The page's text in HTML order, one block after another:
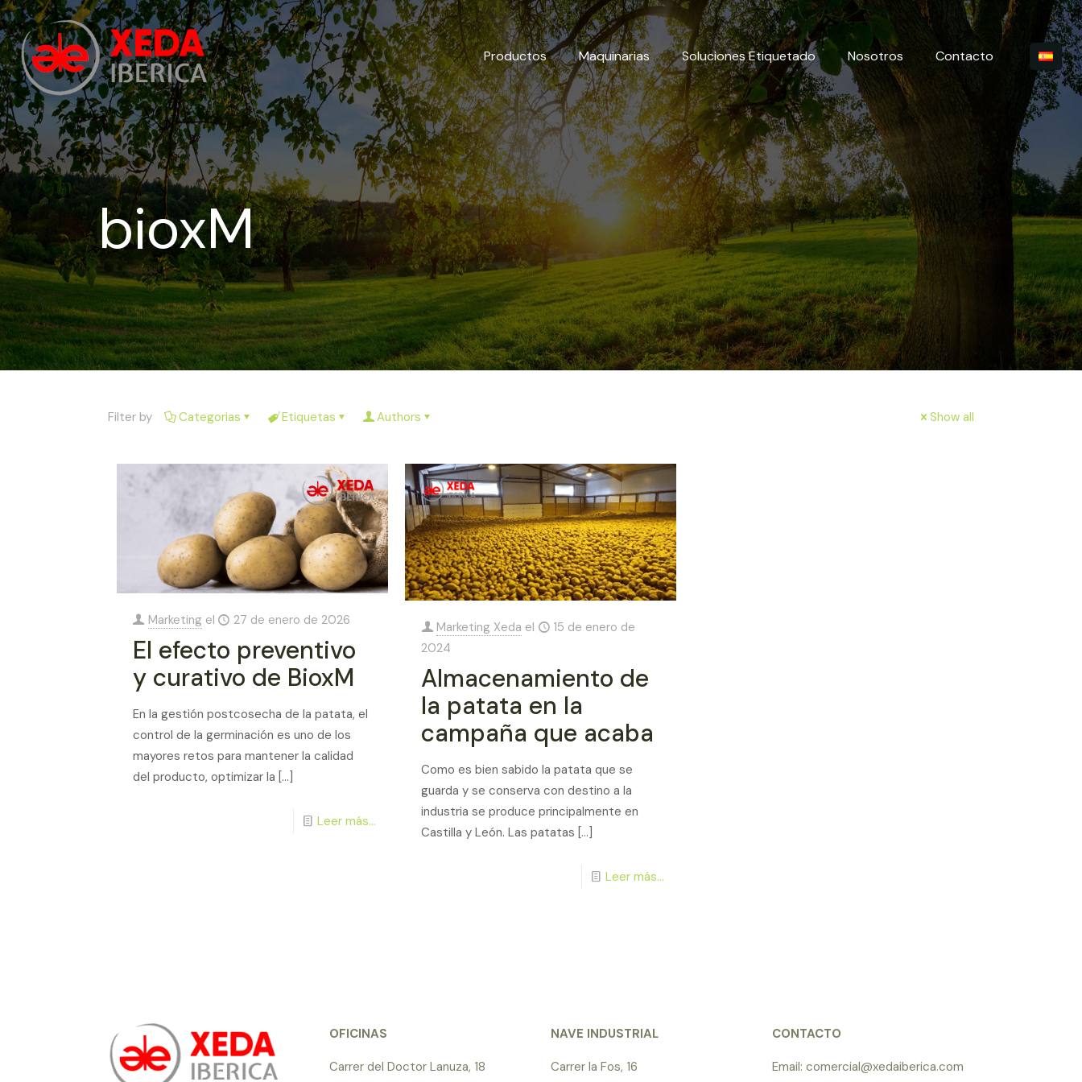
Productos Maquinarias Soluciones Etiquetado Nosotros Contacto
bioxM
Filter by Categorias Etiquetas Authors Show all
Marketing el 27 de enero de 2026
El efecto preventivo
y curativo de BioxM
En la gestión postcosecha de la patata, el
control de la germinación es uno de los
mayores retos para mantener la calidad
del producto, optimizar la […]
Leer más...
Marketing Xeda el
15 de enero de
2024
Almacenamiento de
la patata en la
campaña que acaba
Como es bien sabido la patata que se
guarda y se conserva con destino a la
industria se produce principalmente en
Castilla y León. Las patatas […]
Leer más...
OFICINAS
Carrer del Doctor Lanuza, 18
NAVE INDUSTRIAL
Carrer la Fos, 16
CONTACTO
Email: comercial@xedaiberica.com